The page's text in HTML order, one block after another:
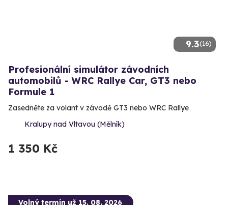
9.3(16)
Profesionální simulátor závodních
automobilů - WRC Rallye Car, GT3 nebo
Formule 1
Zasedněte za volant v závodě GT3 nebo WRC Rallye
Kralupy nad Vltavou (Mělník)
1 350 Kč
Volný termín už 15. 08. 2026